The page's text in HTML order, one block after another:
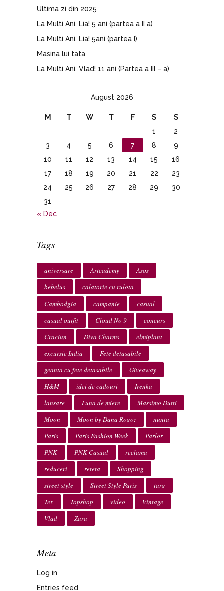
Ultima zi din 2025
La Multi Ani, Lia! 5 ani (partea a II a)
La Multi Ani, Lia! 5ani (partea I)
Masina lui tata
La Multi Ani, Vlad! 11 ani (Partea a III – a)
August 2026
M T W T F S
S
1
2
3
4 5 6 7 8
9
10
11 12 13 14 15
16
17
18 19 20 21 22
23
24
25 26 27 28 29
30
31
« Dec
Tags
aniversare Artcademy
Asos
bebelus
calatorie cu rulota
Cambodgia
campanie
casual
casual outfit
Cloud No 9
concurs
Craciun
Diva Charms
elmiplant
excursie India
Fete detasabile
geanta cu fete detasabile
Giveaway
H&M
idei de cadouri
Irenka
lansare
Luna de miere
Massimo Dutti
Moon
Moon by Dana Rogoz
nunta
Paris
Paris Fashion Week
Parlor
PNK
PNK Casual
reclama
reduceri
reteta
Shopping
street style
Street Style Paris
targ
Tex
Topshop video
Vintage
Vlad
Zara
Meta
Log in
Entries feed